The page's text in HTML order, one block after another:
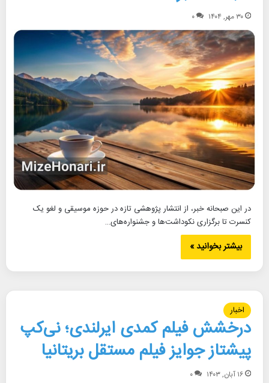
۳۰ مهر, ۱۴۰۴ ۰
در این صبحانه خبر، از انتشار پژوهشی تازه در حوزه موسیقی و لغو یک
کنسرت تا برگزاری نکوداشت‌ها و جشنواره‌های…
بیشتر بخوانید »
اخبار
درخشش فیلم کمدی ایرلندی؛ نی‌کپ
پیشتاز جوایز فیلم مستقل بریتانیا
۱۶ آبان, ۱۴۰۳ ۰